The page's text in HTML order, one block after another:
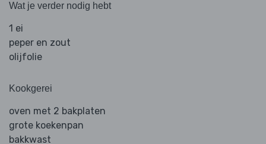
Wat je verder nodig hebt
1 ei
peper en zout
olijfolie
Kookgerei
oven met 2 bakplaten
grote koekenpan
bakkwast